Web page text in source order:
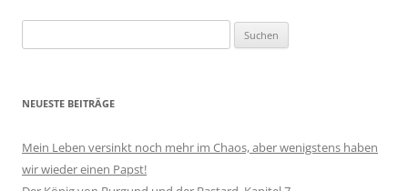
nach:
NEUESTE BEITRÄGE
Mein Leben versinkt noch mehr im Chaos, aber wenigstens haben
wir wieder einen Papst!